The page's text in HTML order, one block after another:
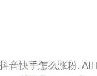
音快手怎么涨粉. All